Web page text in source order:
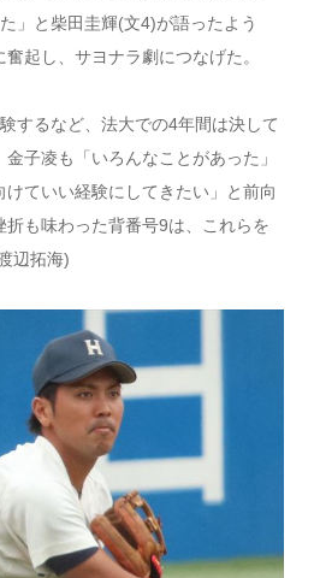
」と柴田圭輝(文4)が語ったよう
起し、サヨナラ劇につなげた。
するなど、法大での4年間は決して
子凌も「いろんなことがあった」
ていい経験にしてきたい」と前向
折も味わった背番号9は、これらを
辺拓海)